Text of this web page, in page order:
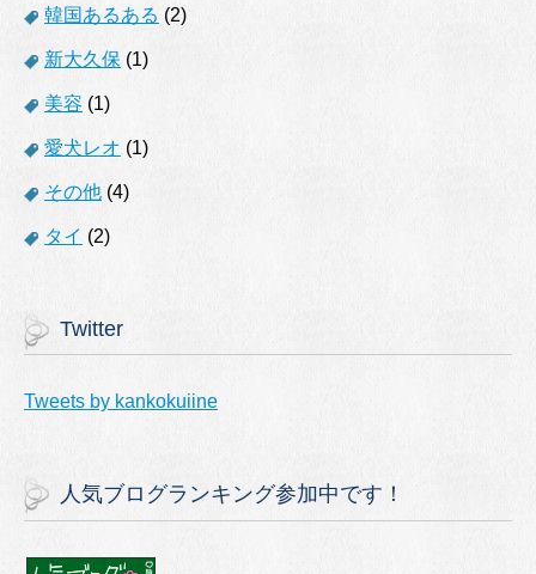
韓国あるある (2)
新大久保 (1)
美容 (1)
愛犬レオ (1)
その他 (4)
タイ (2)
Twitter
Tweets by kankokuiine
人気ブログランキング参加中です！